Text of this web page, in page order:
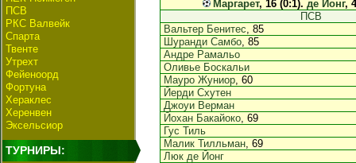
ПСВ
РКС Валвейк
Спарта
Твенте
Утрехт
Фейеноорд
Фортуна
Хераклес
Херенвен
Эксельсиор
ТУРНИРЫ:
Маргарет, 16 (0:1).де Йонг,
ПСВ
Вальтер Бенитес, 85
Шуранди Самбо, 85
Андре Рамальо
Оливье Боскальи
Мауро Жуниор, 60
Йерди Схутен
Джоуи Верман
Йохан Бакайоко, 69
Гус Тиль
Малик Тилльман, 69
Люк де Йонг